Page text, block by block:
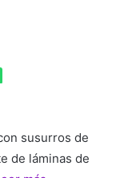
susurros de
de láminas de